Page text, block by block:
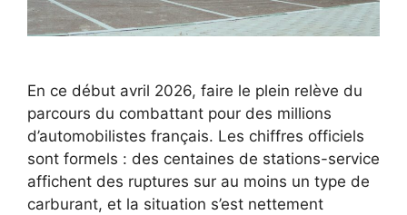
En ce début avril 2026, faire le plein relève du
parcours du combattant pour des millions
d’automobilistes français. Les chiffres officiels
sont formels : des centaines de stations-service
affichent des ruptures sur au moins un type de
carburant, et la situation s’est nettement